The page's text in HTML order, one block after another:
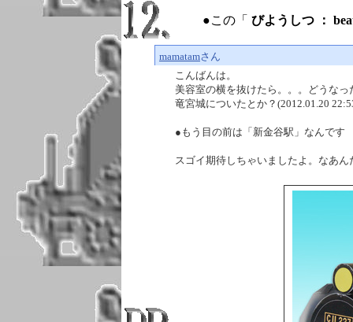
●この「 びようしつ ：
mamatamさん
こんばんは。
美容室の横を抜けたら。。。どうなっ
竜宮城についたとか？(2012.01.20
●もう目の前は「新金谷駅」なんです
スゴイ期待しちゃいましたよ。なあ